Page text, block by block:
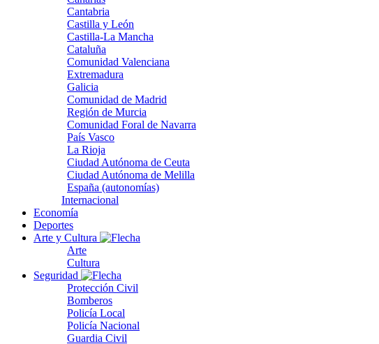
Cantabria
Castilla y León
Castilla-La Mancha
Cataluña
Comunidad Valenciana
Extremadura
Galicia
Comunidad de Madrid
Región de Murcia
Comunidad Foral de Navarra
País Vasco
La Rioja
Ciudad Autónoma de Ceuta
Ciudad Autónoma de Melilla
España (autonomías)
Internacional
Economía
Deportes
Arte y Cultura
Arte
Cultura
Seguridad
Protección Civil
Bomberos
Policía Local
Policía Nacional
Guardia Civil